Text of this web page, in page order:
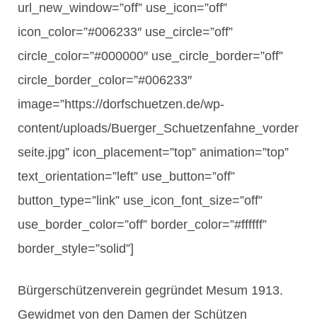
url_new_window=”off” use_icon=”off”
icon_color=”#006233″ use_circle=”off”
circle_color=”#000000″ use_circle_border=”off”
circle_border_color=”#006233″
image=”https://dorfschuetzen.de/wp-
content/uploads/Buerger_Schuetzenfahne_vorder
seite.jpg” icon_placement=”top” animation=”top”
text_orientation=”left” use_button=”off”
button_type=”link” use_icon_font_size=”off”
use_border_color=”off” border_color=”#ffffff”
border_style=”solid”]
Bürgerschützenverein gegründet Mesum 1913.
Gewidmet von den Damen der Schützen